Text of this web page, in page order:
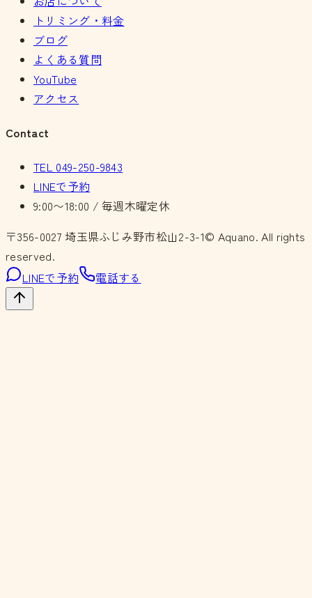
トリミング・料金
ブログ
よくある質問
YouTube
アクセス
Contact
TEL 049-250-9843
LINEで予約
9:00〜18:00 / 毎週木曜定休
〒356-0027 埼玉県ふじみ野市松山2-3-1© Aquano. All rights
reserved.
LINEで予約
電話する